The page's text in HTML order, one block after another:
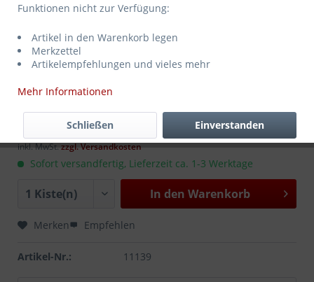
16,99 € *MEHRWEG
10 Liter (1,70 € * / 1 Liter)
inkl. MwSt.zzgl. Versandkosten
Sofort versandfertig, Lieferzeit ca. 1-3 Werktage
In den Warenkorb
Merken Empfehlen
Artikel-Nr.: 11139
Funktionen nicht zur Verfügung:
Artikel in den Warenkorb legen
Merkzettel
Artikelempfehlungen und vieles mehr
Mehr Informationen
Einverstanden
Schließen